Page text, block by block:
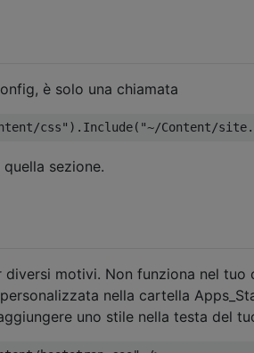
è solo una chiamata
css" ). Include( "~/Content/
sezione.
diversi motivi. Non funziona nel tuo
nella cartella
uno stile nella testa del